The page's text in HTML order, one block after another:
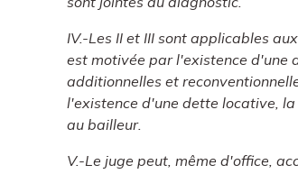
IV.-Les II et III sont applicables
est motivée par l'existence d'une
additionnelles et
l'existence d'une dette locative,
au bailleur.
V.-Le juge peut, même d'office,